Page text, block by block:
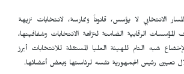
الانتخابي لا يؤسس، قانوناً وممارسة، لانتخابات نزيهة
الرقابية الضامنة لنزاهة الانتخابات وشفافيتها،
شبه التام للهيئة العليا المستقلة للانتخابات أبرز
رئيس الجمهورية نفسه لرئاستها وبعض أعضائها.